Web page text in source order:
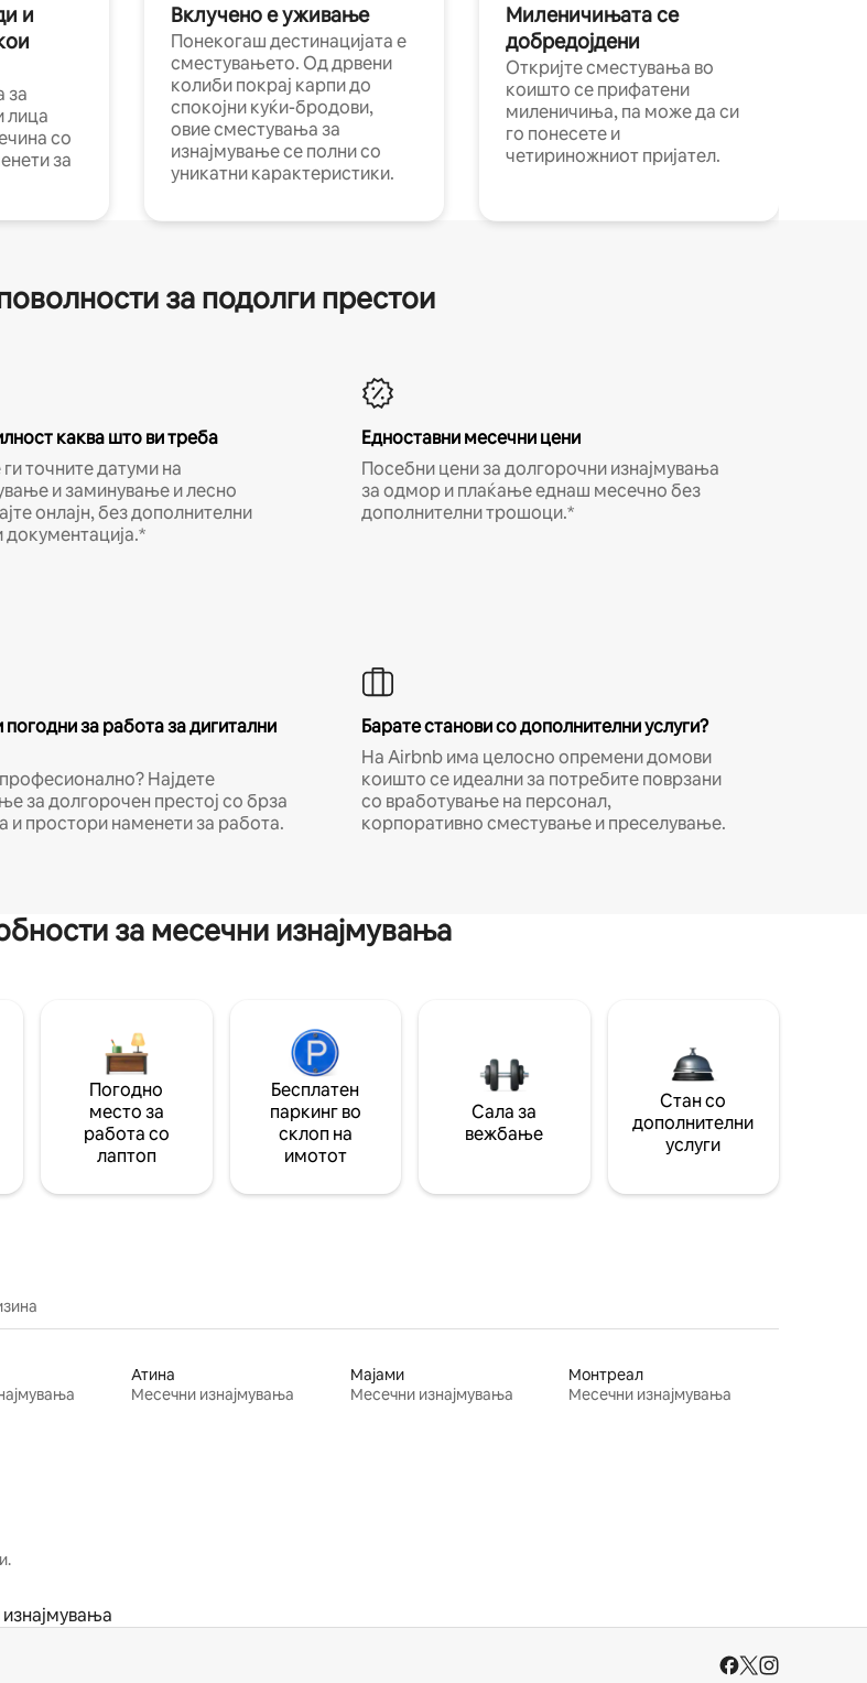
и
за
лица
со
за
Вклучено е уживање
Понекогаш дестинацијата е
сместувањето. Од дрвени
колиби покрај карпи до
спокојни куќи-бродови,
овие сместувања за
изнајмување се полни со
уникатни карактеристики.
Миленичињата се
добредојдени
Откријте сместувања во
коишто се прифатени
миленичиња, па може да си
го понесете и
четириножниот пријател.
за подолги престои
каква што ви треба
точните датуми на
и заминување и лесно
онлајн, без дополнителни
документација.*
Едноставни месечни цени
Посебни цени за долгорочни изнајмувања
за одмор и плаќање еднаш месечно без
дополнителни трошоци.*
за работа за дигитални
Најдете
за долгорочен престој со брза
простори наменети за работа.
Барате станови со дополнителни услуги?
На Airbnb има целосно опремени домови
коишто се идеални за потребите поврзани
со вработување на персонал,
корпоративно сместување и преселување.
за месечни изнајмувања
Погодно
место за
работа со
лаптоп
Бесплатен
паркинг во
склоп на
имотот
Сала за
вежбање
Стан со
дополнителни
услуги
Атина
Месечни изнајмувања
Мајами
Месечни изнајмувања
Монтреал
Месечни изнајмувања